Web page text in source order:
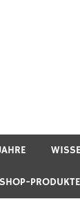
SHOP-PRODUKTE